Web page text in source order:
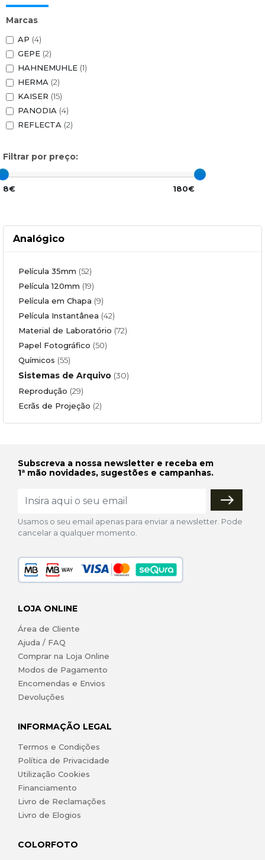
Marcas
AP (4)
GEPE (2)
HAHNEMUHLE (1)
HERMA (2)
KAISER (15)
PANODIA (4)
REFLECTA (2)
Filtrar por preço:
8€ 180€
Analógico
Película 35mm (52)
Película 120mm (19)
Película em Chapa (9)
Película Instantânea (42)
Material de Laboratório (72)
Papel Fotográfico (50)
Químicos (55)
Sistemas de Arquivo (30)
Reprodução (29)
Ecrãs de Projeção (2)
Subscreva a nossa newsletter e receba em
1ª mão novidades, sugestões e campanhas.
Usamos o seu email apenas para enviar a newsletter. Pode
cancelar a qualquer momento.
LOJA ONLINE
Área de Cliente
Ajuda / FAQ
Comprar na Loja Online
Modos de Pagamento
Encomendas e Envios
Devoluções
INFORMAÇÃO LEGAL
Termos e Condições
Política de Privacidade
Utilização Cookies
Financiamento
Livro de Reclamações
Livro de Elogios
COLORFOTO